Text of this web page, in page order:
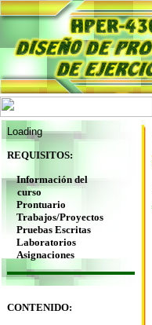
Loading
REQUISITOS:
Información del
curso
Prontuario
Trabajos/Proyectos
Pruebas Escritas
Laboratorios
Asignaciones
CONTENIDO: